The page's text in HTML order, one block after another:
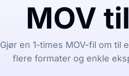
MOV
Gjør en 1-times MOV-fil om til
flere formater og enkle